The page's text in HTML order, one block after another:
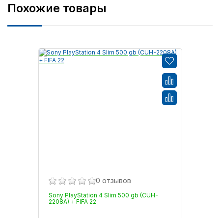
Похожие товары
0 отзывов
Sony PlayStation 4 Slim 500 gb (CUH-
2208A) + FIFA 22